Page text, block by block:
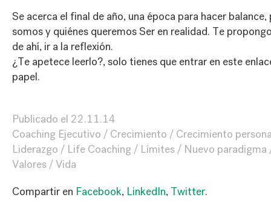
Se acerca el final de año, una época para hacer
somos y quiénes queremos Ser en realidad. Te
de ahí, ir a la reflexión.
¿Te apetece leerlo?, solo tienes que entrar en este
papel.
Publicado el 22.11.14
Coaching Ejecutivo
Crecimiento
Crecimiento
Liderazgo
Life Coaching Límites
Nuevo paradigma
Valores
Vida
Compartir en Facebook, LinkedIn, Twitter.